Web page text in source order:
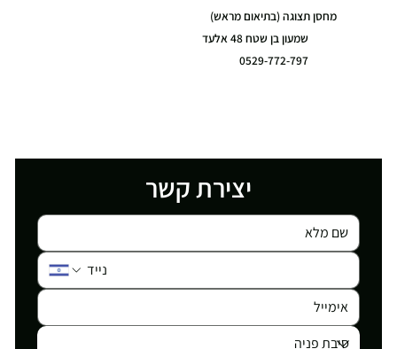
מחסן תצוגה (בתיאום מראש)
שמעון בן שטח 48 אלעד
0529-772-797
יצירת קשר